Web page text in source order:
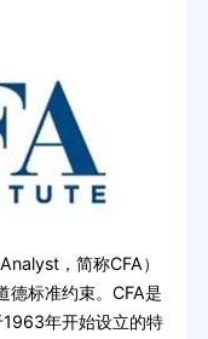
，简称CFA）
德标准约束。CFA是
年开始设立的特